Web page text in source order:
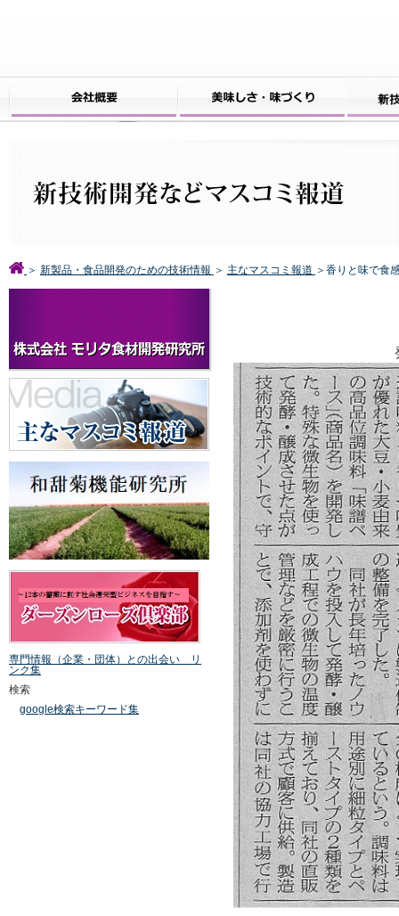
＞ 新製品・食品開発のための技術情報 ＞ 主なマスコミ報道 ＞香りと味で食
専門情報（企業・団体）との出会い リ
ンク集
検索
google検索キーワード集